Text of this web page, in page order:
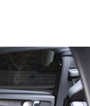
デラック
シボレー
ラ
ヒョンデ